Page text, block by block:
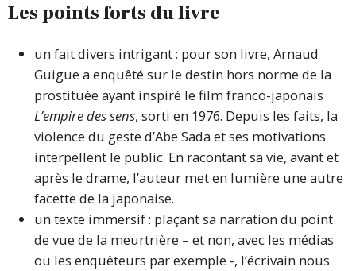
Les points forts du livre
un fait divers intrigant : pour son livre, Arnaud
Guigue a enquêté sur le destin hors norme de la
prostituée ayant inspiré le film franco-japonais
L’empire des sens, sorti en 1976. Depuis les faits, la
violence du geste d’Abe Sada et ses motivations
interpellent le public. En racontant sa vie, avant et
après le drame, l’auteur met en lumière une autre
facette de la japonaise.
un texte immersif : plaçant sa narration du point
de vue de la meurtrière – et non, avec les médias
ou les enquêteurs par exemple -, l’écrivain nous